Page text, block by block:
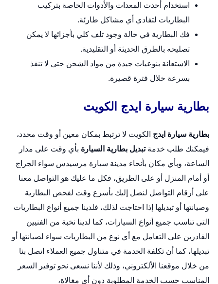
استخدام أحدث المعدات والأدوات الخاصة بتركيب
البطاريات لتفادي أي مشاكل طارئة.
فك البطارية في حالة وجود تلف كلي بأجزائها لا يمكن
تصليحه بالطرق الحديثة أو التقليدية.
الاستعانة بنوعيات جيدة من مواد الشحن حتى لا تنفذ
بسرعة خلال فترة قصيرة.
بطارية سيارة ايدج الكويت
بطارية سيارة ايدج الكويت لا ترتبط بمكان معين أو وقت محدد،
فيمكنك طلب خدمةتبديل بطارية السيارة بأي وقت على مدار
الساعة، وبأي مكان بأنحاء مدينة سيارة مرسيدس سواء الجراج
أو أمام المنزل أو على الطريق، فكل ما عليك هو التواصل معنا
على أرقام التواصل لنصل إليك بأسرع وقت لفحص البطارية
وصيانتها أو تبديلها إذا احتاجت لذلك، فلدينا جميع أنواع البطاريات
التى تناسب جميع أنواع السيارات، كما لدينا نخبة من الفنيين
القادرين على التعامل مع أي نوع من البطاريات سواء لصيانتها أو
تبديلها، كما أن تكلفة الخدمة في متناول جميع العملاء اتصل بنا
من خلال موقعنا الألكتروني، وذلك لأننا نسعى نحو توفير السعر
المناسب حسب الخدمة المطلوبة دون أي مغالاة،